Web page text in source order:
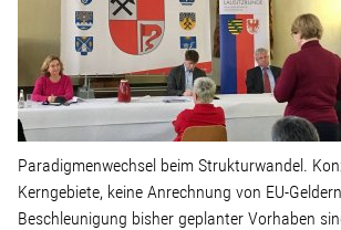
Paradigmenwechsel beim Strukturwandel.
Kerngebiete, keine Anrechnung von EU-
Beschleunigung bisher geplanter Vorhaben